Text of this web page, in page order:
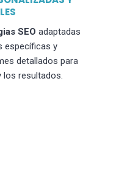
SEO adaptadas
específicas y
detallados para
los resultados.